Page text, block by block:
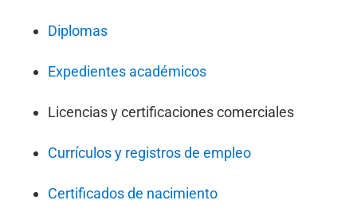
Diplomas
Expedientes académicos
Licencias y certificaciones comerciales
Currículos y registros de empleo
Certificados de nacimiento